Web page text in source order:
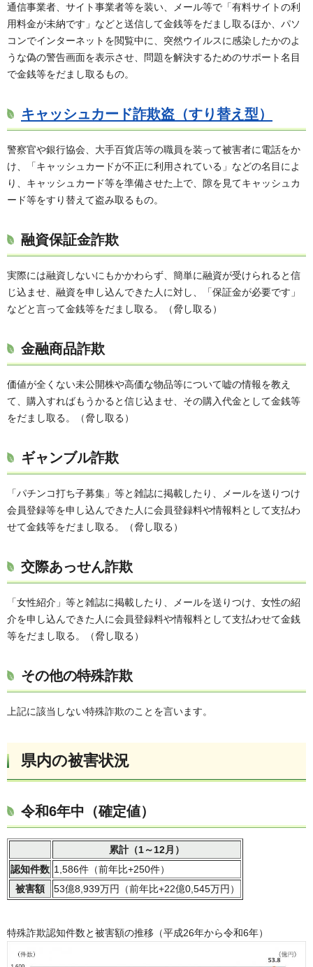
通信事業者、サイト事業者等を装い、メール等で「有料サイトの利
用料金が未納です」などと送信して金銭等をだまし取るほか、パソ
コンでインターネットを閲覧中に、突然ウイルスに感染したかのよ
うな偽の警告画面を表示させ、問題を解決するためのサポート名目
で金銭等をだまし取るもの。
キャッシュカード詐欺盗（すり替え型）
警察官や銀行協会、大手百貨店等の職員を装って被害者に電話をか
け、「キャッシュカードが不正に利用されている」などの名目によ
り、キャッシュカード等を準備させた上で、隙を見てキャッシュカ
ード等をすり替えて盗み取るもの。
融資保証金詐欺
実際には融資しないにもかかわらず、簡単に融資が受けられると信
じ込ませ、融資を申し込んできた人に対し、「保証金が必要です」
などと言って金銭等をだまし取る。（脅し取る）
金融商品詐欺
価値が全くない未公開株や高価な物品等について嘘の情報を教え
て、購入すればもうかると信じ込ませ、その購入代金として金銭等
をだまし取る。（脅し取る）
ギャンブル詐欺
「パチンコ打ち子募集」等と雑誌に掲載したり、メールを送りつけ
会員登録等を申し込んできた人に会員登録料や情報料として支払わ
せて金銭等をだまし取る。（脅し取る）
交際あっせん詐欺
「女性紹介」等と雑誌に掲載したり、メールを送りつけ、女性の紹
介を申し込んできた人に会員登録料や情報料として支払わせて金銭
等をだまし取る。（脅し取る）
その他の特殊詐欺
上記に該当しない特殊詐欺のことを言います。
県内の被害状況
令和6年中（確定値）
累計（1～12月）
認知件数 1,586件（前年比+250件）
被害額
53億8,939万円（前年比+22億0,545万円）
特殊詐欺認知件数と被害額の推移（平成26年から令和6年）